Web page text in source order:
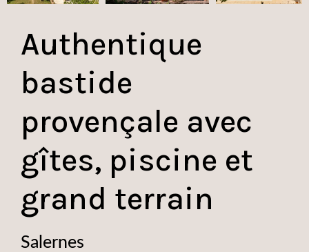
Authentique
bastide
provençale avec
gîtes, piscine et
grand terrain
Salernes